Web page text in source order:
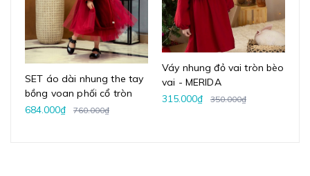
SET áo dài nhung the tay
bồng voan phối cổ tròn
Lamm
684.000₫ 760.000₫
Váy nhung đỏ vai tròn bèo
vai - MERIDA
315.000₫
350.000₫